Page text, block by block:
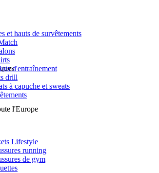
et hauts de survêtements
d'entraînement
drill
à capuche et sweats
Lifestyle
running
de gym
l'Europe